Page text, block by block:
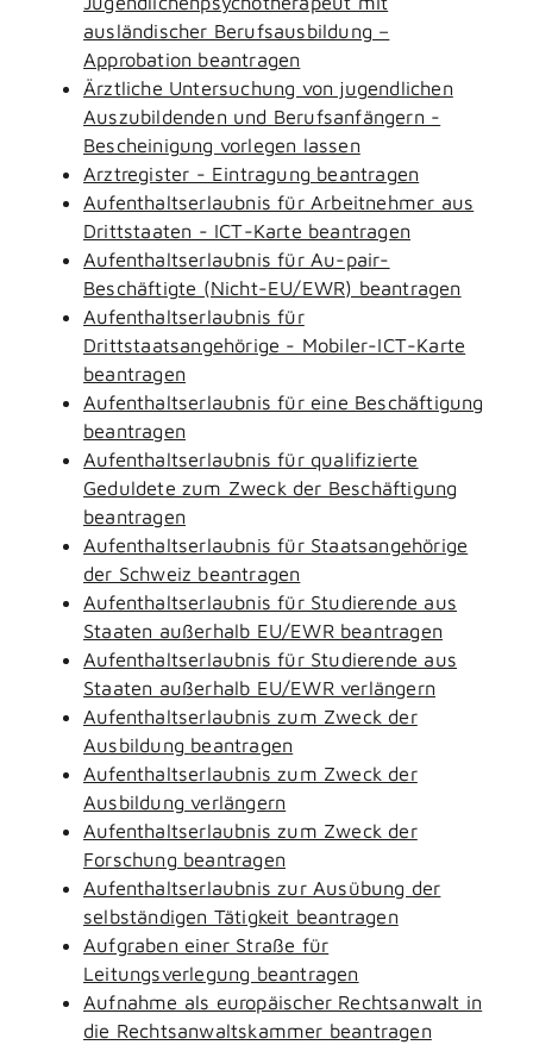
ausländischer Berufsausbildung –
Approbation beantragen
Ärztliche Untersuchung von jugendlichen
Auszubildenden und Berufsanfängern -
Bescheinigung vorlegen lassen
Arztregister - Eintragung beantragen
Aufenthaltserlaubnis für Arbeitnehmer aus
Drittstaaten - ICT-Karte beantragen
Aufenthaltserlaubnis für Au-pair-
Beschäftigte (Nicht-EU/EWR) beantragen
Aufenthaltserlaubnis für
Drittstaatsangehörige - Mobiler-ICT-Karte
beantragen
Aufenthaltserlaubnis für eine Beschäftigung
beantragen
Aufenthaltserlaubnis für qualifizierte
Geduldete zum Zweck der Beschäftigung
beantragen
Aufenthaltserlaubnis für Staatsangehörige
der Schweiz beantragen
Aufenthaltserlaubnis für Studierende aus
Staaten außerhalb EU/EWR beantragen
Aufenthaltserlaubnis für Studierende aus
Staaten außerhalb EU/EWR verlängern
Aufenthaltserlaubnis zum Zweck der
Ausbildung beantragen
Aufenthaltserlaubnis zum Zweck der
Ausbildung verlängern
Aufenthaltserlaubnis zum Zweck der
Forschung beantragen
Aufenthaltserlaubnis zur Ausübung der
selbständigen Tätigkeit beantragen
Aufgraben einer Straße für
Leitungsverlegung beantragen
Aufnahme als europäischer Rechtsanwalt in
die Rechtsanwaltskammer beantragen